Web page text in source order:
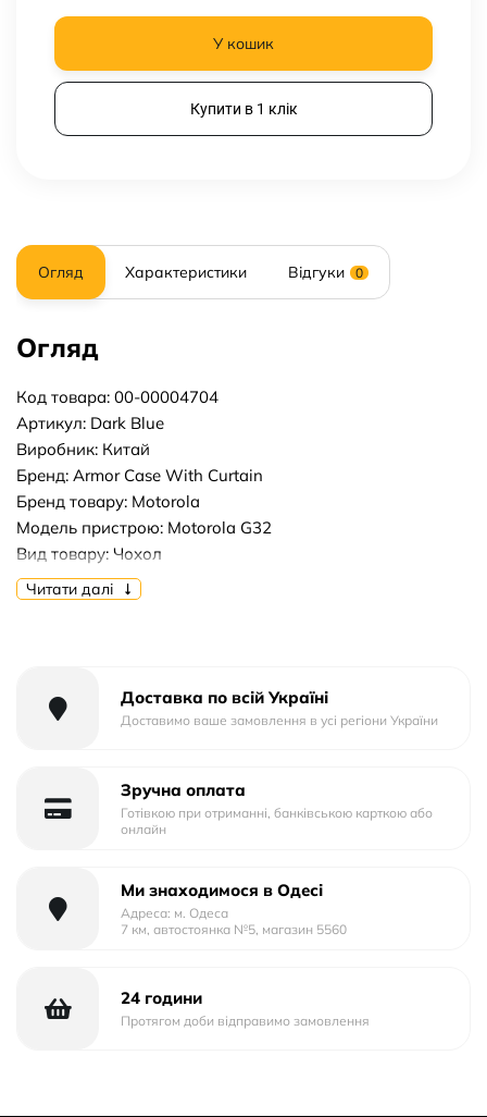
У кошик
Купити в 1 клік
Огляд Характеристики Відгуки 0
Огляд
Код товара: 00-00004704
Артикул: Dark Blue
Виробник: Китай
Бренд: Armor Case With Curtain
Бренд товару: Motorola
Модель пристрою: Motorola G32
Вид товару: Чохол
Форм-фактор: Накладка
Тип матеріалу: Пластик+Силікон
Читати далі
Доставка по всій Україні
Доставимо ваше замовлення в усі регіони України
Зручна оплата
Готівкою при отриманні, банківською карткою або
онлайн
Ми знаходимося в Одесі
Адреса: м. Одеса
7 км, автостоянка №5, магазин 5560
24 години
Протягом доби відправимо замовлення